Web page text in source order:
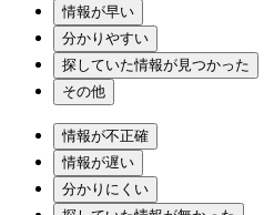
情報が早い
分かりやすい
探していた情報が見つかった
その他
情報が不正確
情報が遅い
分かりにくい